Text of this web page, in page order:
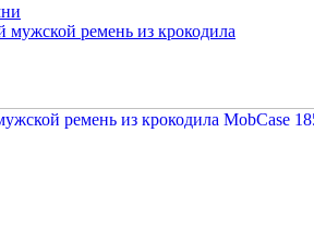
ремень из крокодила